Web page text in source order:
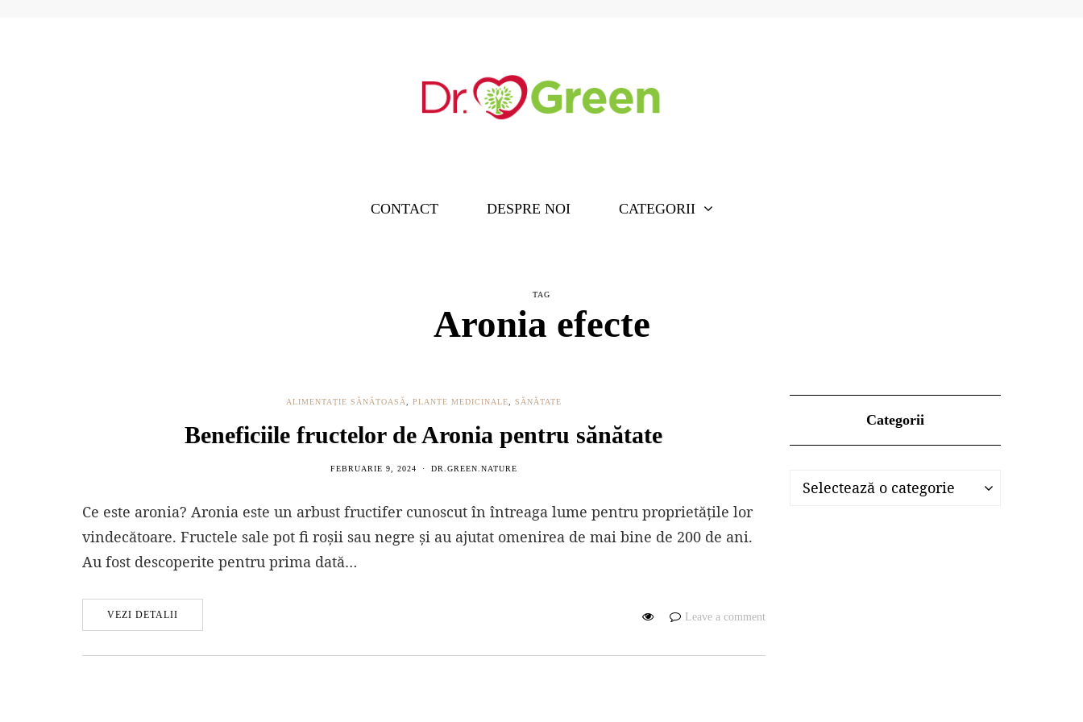
CONTACT DESPRE NOI CATEGORII
TAG
Aronia efecte
ALIMENTAȚIE SĂNĂTOASĂ PLANTE MEDICINALE SĂNĂTATE
Beneficiile fructelor de Aronia pentru sănătate
FEBRUARIE 9, 2024 DR.GREEN.NATURE
Ce este aronia? Aronia este un arbust fructifer cunoscut în întreaga lume pentru proprietățile lor
vindecătoare. Fructele sale pot fi roșii sau negre și au ajutat omenirea de mai bine de 200 de ani.
Au fost descoperite pentru prima dată…
VEZI DETALII Leave a comment
Categorii
Categorii
Selectează o categorie
Categorii